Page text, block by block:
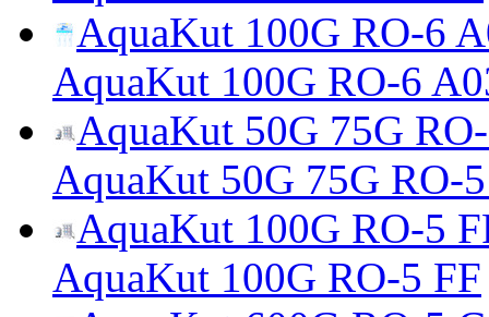
AquaKut 100G RO-6
AquaKut 100G RO-6
AquaKut 50G 75G
AquaKut 50G 75G RO-
AquaKut 100G RO-5
AquaKut 100G RO-5 FF